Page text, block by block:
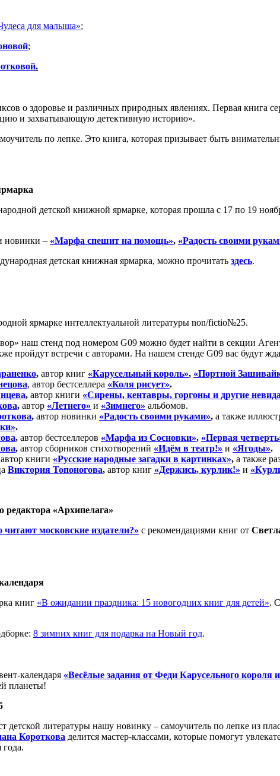
для малыша»;
;
.
о здоровье и различных природных явлениях. Первая книга
и захватывающую детективную историю».
по лепке. Это книга, которая призывает быть
детской книжной ярмарке, которая прошла с 17 по 19
новинки – «Марфа спешит на помощь», «Радость своими
детская книжная ярмарка, можно прочитать здесь.
ярмарке интеллектуальной литературы non/fictio№25.
наш стенд под номером G09 можно будет найти в секции
пройдут встречи с авторами. На нашем стенде G09 вас будут
, автор книг «Карусельный король», «Портной
, автор бестселлера «Коля рисует».
, автор книги «Сирены, кентавры, горгоны и другие
, автор «Летнего» и «Зимнего» альбомов.
, автор новинки «Радость своими руками», а также
.
, автор бестселлеров «Марфа из Сосновки», «Первая
, автор сборников стихотворений «Идём в театр!» и «Ягоды».
автор книги «Русские народные загадки в картинках», а также
Виктория Топоногова, автор книг «Держись, курлик!» и «
«Архипелага»
читают московские издатели?» с рекомендациями книг от
книг «В ожидании праздника: 15 новогодних книг для детей».
8 зимних книг для подарка на Новый год.
календаря «Весёлые задания от Феди Карусельного короля и
планеты!
литературы нашу новинку – самоучитель по лепке из
Короткова делится мастер-классами, которые помогут